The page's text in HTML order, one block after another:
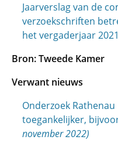
Jaarverslag van de
verzoekschriften
het vergaderjaar
Bron: Tweede Kamer
Verwant nieuws
Onderzoek
toegankelijker,
november 2022)